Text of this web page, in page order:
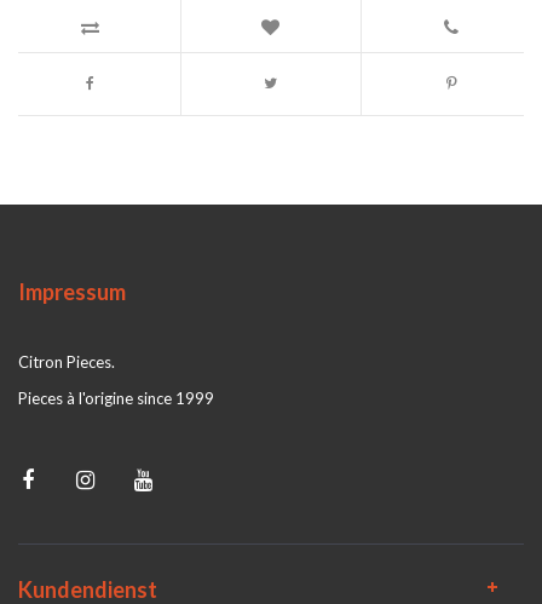
Impressum
Citron Pieces.
Pieces à l'origine since 1999
Kundendienst